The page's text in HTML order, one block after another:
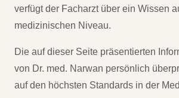
verfügt der Facharzt über ein Wissen
medizinischen Niveau.
Die auf dieser Seite präsentierten
von Dr. med. Narwan persönlich
auf den höchsten Standards in der